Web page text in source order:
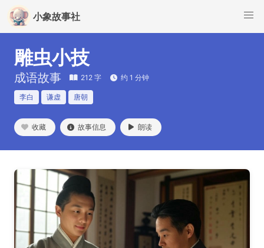
小象故事社
雕虫小技
成语故事 212 字 约 1 分钟
李白 谦虚 唐朝
收藏 故事信息 朗读